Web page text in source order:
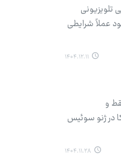
تلویزیونی
عملاً شرایطی
۱۴۰۴.۱۲.۱۱
و
در ژنو سوئیس
۱۴۰۴.۱۱.۲۸